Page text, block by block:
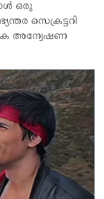
ഒരു
സെക്രട്ടറി
അന്വേഷണ